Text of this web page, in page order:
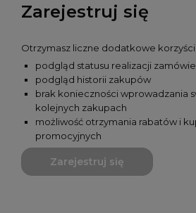
Zarejestruj się
Otrzymasz liczne dodatkowe korzyści:
podgląd statusu realizacji
podgląd historii zakupów
brak konieczności wprowadzania
kolejnych zakupach
możliwość otrzymania rabatów i
promocyjnych
Zarejestruj się